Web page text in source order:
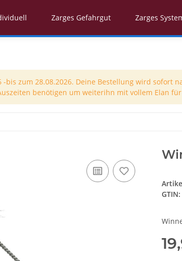
Zarges Gefahrgut Zarges
zum 28.08.2026. Deine Bestellung wird sofort
benötigen um weiterihn mit vollem Elan
GTIN: